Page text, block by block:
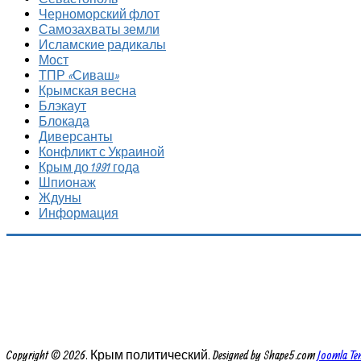
Черноморский флот
Самозахваты земли
Исламские радикалы
Мост
ТПР «Сиваш»
Крымская весна
Блэкаут
Блокада
Диверсанты
Конфликт с Украиной
Крым до 1991 года
Шпионаж
Ждуны
Информация
Copyright © 2026. Крым политический. Designed by Shape5.comJoomla